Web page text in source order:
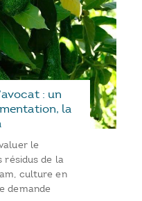
: un
la
le
résidus de la
culture en
demande